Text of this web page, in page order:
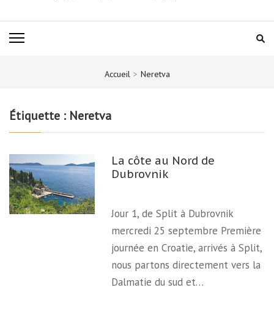
Accueil > Neretva
Étiquette : Neretva
La côte au Nord de
Dubrovnik
Jour 1, de Split à Dubrovnik
mercredi 25 septembre Première
journée en Croatie, arrivés à Split,
nous partons directement vers la
Dalmatie du sud et…